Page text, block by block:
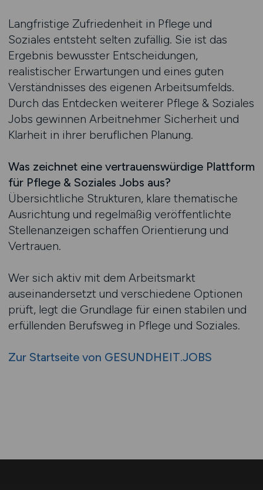
Langfristige Zufriedenheit in Pflege und
Soziales entsteht selten zufällig. Sie ist das
Ergebnis bewusster Entscheidungen,
realistischer Erwartungen und eines guten
Verständnisses des eigenen Arbeitsumfelds.
Durch das Entdecken weiterer Pflege & Soziales
Jobs gewinnen Arbeitnehmer Sicherheit und
Klarheit in ihrer beruflichen Planung.
Was zeichnet eine vertrauenswürdige Plattform
für Pflege & Soziales Jobs aus?
Übersichtliche Strukturen, klare thematische
Ausrichtung und regelmäßig veröffentlichte
Stellenanzeigen schaffen Orientierung und
Vertrauen.
Wer sich aktiv mit dem Arbeitsmarkt
auseinandersetzt und verschiedene Optionen
prüft, legt die Grundlage für einen stabilen und
erfüllenden Berufsweg in Pflege und Soziales.
Zur Startseite von GESUNDHEIT.JOBS